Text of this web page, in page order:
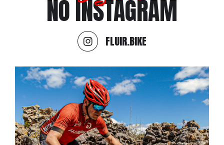
NO INSTAGRAM
FLUIR.BIKE